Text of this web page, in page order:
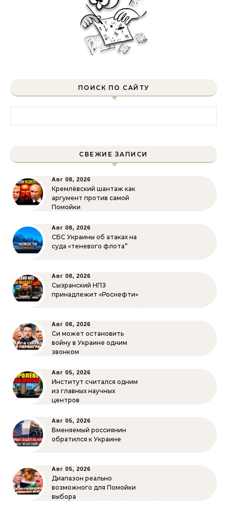
ПОИСК ПО САЙТУ
СВЕЖИЕ ЗАПИСИ
Авг 08, 2026
Кремлёвский шантаж как
аргумент против самой
Помойки
Авг 08, 2026
СБС Украины об атаках на
суда «теневого флота”
Авг 08, 2026
Сызранский НПЗ
принадлежит «Роснефти»
Авг 08, 2026
Си может остановить
войну в Украине одним
звонком
Авг 05, 2026
Институт считался одним
из главных научных
центров
Авг 05, 2026
Вменяемый россиянин
обратился к Украине
Авг 05, 2026
Диапазон реально
возможного для Помойки
выбора